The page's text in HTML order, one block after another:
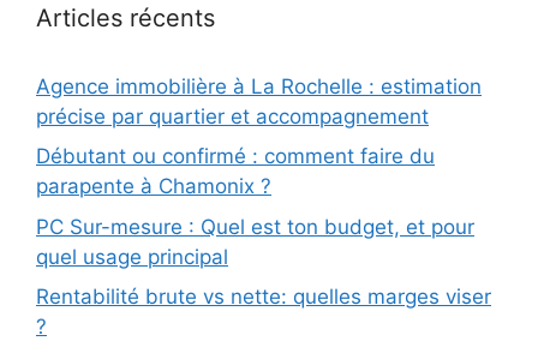
Articles récents
Agence immobilière à La Rochelle : estimation
précise par quartier et accompagnement
Débutant ou confirmé : comment faire du
parapente à Chamonix ?
PC Sur-mesure : Quel est ton budget, et pour
quel usage principal
Rentabilité brute vs nette: quelles marges viser
?